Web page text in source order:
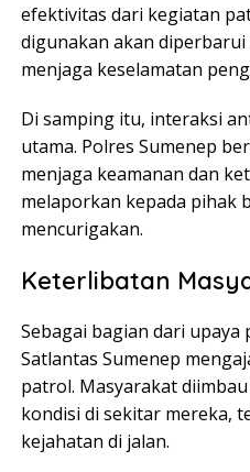
efektivitas dari kegiatan
digunakan akan
menjaga keselamatan
Di samping itu, interaksi
utama. Polres Sumenep
menjaga keamanan dan
melaporkan kepada pihak
mencurigakan.
Keterlibatan
Sebagai bagian dari
Satlantas Sumenep
patrol. Masyarakat
kondisi di sekitar mereka,
kejahatan di jalan.